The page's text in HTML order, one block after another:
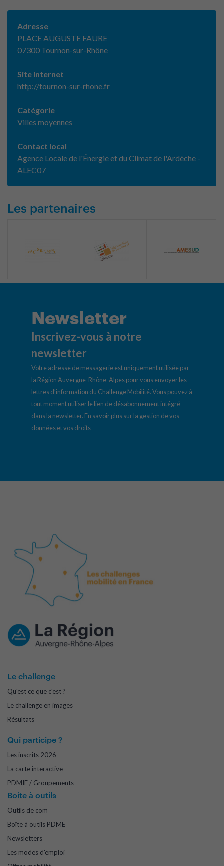
Adresse
PLACE AUGUSTE FAURE
07300 Tournon-sur-Rhône
Site Internet
http://tournon-sur-rhone.fr
Catégorie
Villes moyennes
Contact local
Agence Locale de l'Énergie et du Climat de l'Ardèche -
ALEC07
Les partenaires
Newsletter
Inscrivez-vous à notre
newsletter
Votre adresse de messagerie est uniquement utilisée par
la Région Auvergne-Rhône-Alpes pour vous envoyer les
lettres d’information du Challenge Mobilité. Vous pouvez à
tout moment utiliser le lien de désabonnement intégré
dans la newsletter. En savoir plus sur la gestion de vos
données et vos droits
Le challenge
Qu'est ce que c'est ?
Le challenge en images
Résultats
Qui participe ?
Les inscrits 2026
La carte interactive
PDMIE / Groupements
Boite à outils
Outils de com
Boîte à outils PDME
Newsletters
Les modes d'emploi